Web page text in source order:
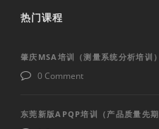
热门课程
肇庆MSA培训（测量系统分析培训
0 Comment
东莞新版APQP培训（产品质量先